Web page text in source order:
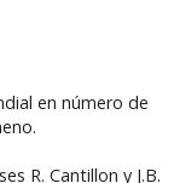
en número de
R. Cantillon y J.B.